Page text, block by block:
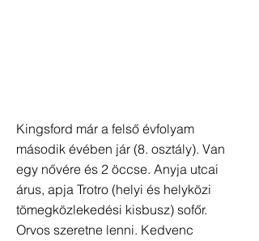
Kingsford már a felső évfolyam
második évében jár (8. osztály). Van
egy nővére és 2 öccse. Anyja utcai
árus, apja Trotro (helyi és helyközi
tömegközlekedési kisbusz) sofőr.
Orvos szeretne lenni. Kedvenc